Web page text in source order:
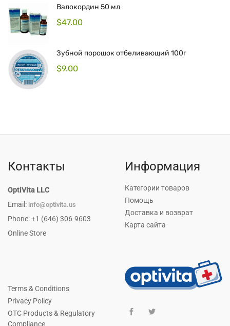
Валокордин 50 мл
$47.00
Зубной порошок отбеливающий 100г
$9.00
Контакты
OptiVita LLC
Email: info@optivita.us
Phone: +1 (646) 306-9603
Online Store
Информация
Категории товаров
Помощь
Доставка и возврат
Карта сайта
Terms & Conditions
Privacy Policy
OTC Products & Regulatory
Compliance